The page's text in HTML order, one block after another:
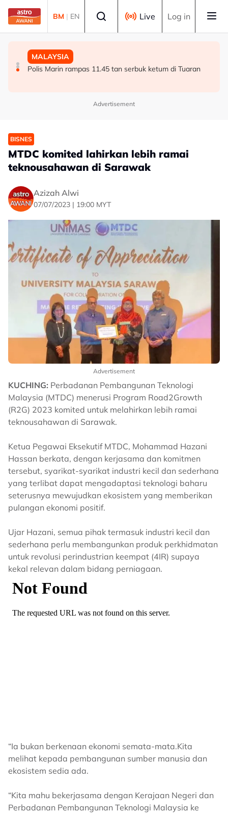
Skip to main content
BM | EN Live Log in
MALAYSIA
Kes penagihan dadah di Terengganu turun 7.2 peratus -
MALAYSIA
Pengalaman Malaysia tangani kepelbagaian agama
MALAYSIA
Polis Marin rampas 11.45 tan serbuk ketum di Tuaran
Advertisement
BISNES
MTDC komited lahirkan lebih ramai
teknousahawan di Sarawak
Azizah Alwi
07/07/2023 | 19:00 MYT
Advertisement
KUCHING: Perbadanan Pembangunan Teknologi
Malaysia (MTDC) menerusi Program Road2Growth
(R2G) 2023 komited untuk melahirkan lebih ramai
teknousahawan di Sarawak.
Ketua Pegawai Eksekutif MTDC, Mohammad Hazani
Hassan berkata, dengan kerjasama dan komitmen
tersebut, syarikat-syarikat industri kecil dan sederhana
yang terlibat dapat mengadaptasi teknologi baharu
seterusnya mewujudkan ekosistem yang memberikan
pulangan ekonomi positif.
Ujar Hazani, semua pihak termasuk industri kecil dan
sederhana perlu membangunkan produk perkhidmatan
untuk revolusi perindustrian keempat (4IR) supaya
kekal relevan dalam bidang perniagaan.
“Ia bukan berkenaan ekonomi semata-mata.Kita
melihat kepada pembangunan sumber manusia dan
ekosistem sedia ada.
“Kita mahu bekerjasama dengan Kerajaan Negeri dan
Perbadanan Pembangunan Teknologi Malaysia ke